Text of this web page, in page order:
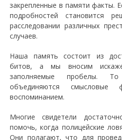
закрепленные в памяти факты.
подробностей становится
расследовании различных
случаев.
Наша память состоит из
битов, а мы вносим
заполняемые пробелы.
объединяются смысловые
воспоминанием.
Многие свидетели
помочь, когда полицейские
Они полагают, что для